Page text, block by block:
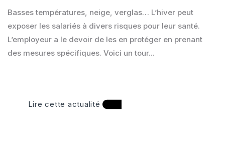
Basses températures, neige, verglas… L’hiver peut
exposer les salariés à divers risques pour leur santé.
L’employeur a le devoir de les en protéger en prenant
des mesures spécifiques. Voici un tour...
Lire cette actualité